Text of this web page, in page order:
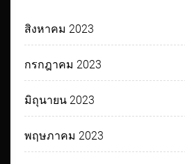
สิงหาคม 2023
กรกฎาคม 2023
มิถุนายน 2023
พฤษภาคม 2023